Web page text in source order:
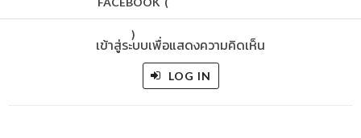
)
เข้าสู่ระบบเพื่อแสดงความคิดเห็น
LOG IN